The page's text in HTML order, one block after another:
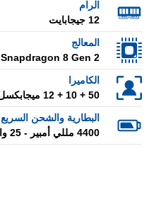
الرام
12 جيجابايت
المعالج
Snapdragon 8 Gen 2
الكاميرا
50 + 10 + 12 ميجابكسل
البطارية والشحن السريع
4400 مللي أمبير - 25 واط